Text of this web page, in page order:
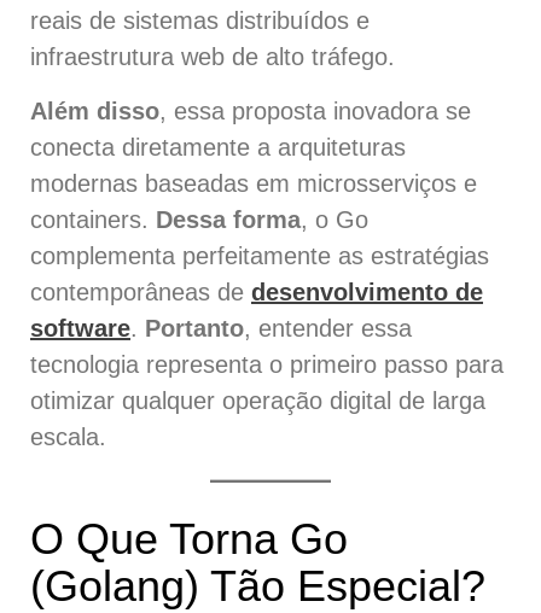
reais de sistemas distribuídos e
infraestrutura web de alto tráfego.
Além disso, essa proposta inovadora se
conecta diretamente a arquiteturas
modernas baseadas em microsserviços e
containers. Dessa forma, o Go
complementa perfeitamente as estratégias
contemporâneas de desenvolvimento de
software. Portanto, entender essa
tecnologia representa o primeiro passo para
otimizar qualquer operação digital de larga
escala.
O Que Torna Go
(Golang) Tão Especial?